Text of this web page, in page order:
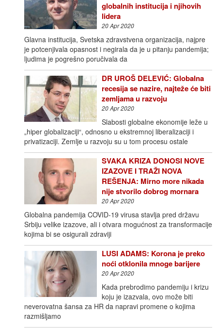
globalnih institucija i njihovih
lidera
20 Apr 2020
Glavna institucija, Svetska zdravstvena organizacija, najpre
je potcenjivala opasnost i negirala da je u pitanju pandemija;
ljudima je pogrešno poručivala da
DR UROŠ DELEVIĆ: Globalna
recesija se nazire, najteže će biti
zemljama u razvoju
20 Apr 2020
Slabosti globalne ekonomije leže u
„hiper globalizaciji“, odnosno u ekstremnoj liberalizaciji i
privatizaciji. Zemlje u razvoju su u tom procesu ostale
SVAKA KRIZA DONOSI NOVE
IZAZOVE I TRAŽI NOVA
REŠENJA: Mirno more nikada
nije stvorilo dobrog mornara
20 Apr 2020
Globalna pandemija COVID-19 virusa stavlja pred državu
Srbiju velike izazove, ali i otvara mogućnost za transformacije
kojima bi se osigurali zdraviji
LUSI ADAMS: Korona je preko
noći otklonila mnoge barijere
20 Apr 2020
Kada prebrodimo pandemiju i krizu
koju je izazvala, ovo može biti
neverovatna šansa za HR da napravi promene o kojima
razmišljamo